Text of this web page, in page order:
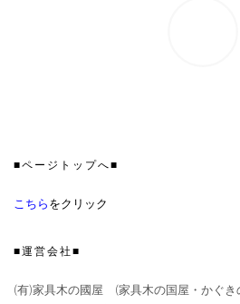
■ページトップへ■
こちらをクリック
■運営会社■
(有)家具木の國屋 (家具木の国屋・かぐき